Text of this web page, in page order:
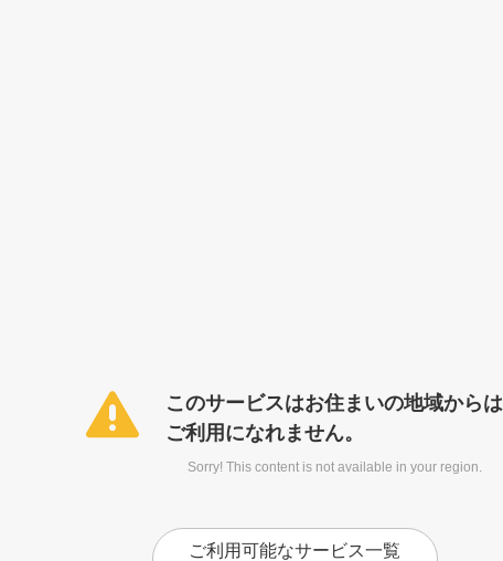
このサービスはお住まいの地域からは
ご利用になれません。
Sorry! This content is not available in your region.
ご利用可能なサービス一覧